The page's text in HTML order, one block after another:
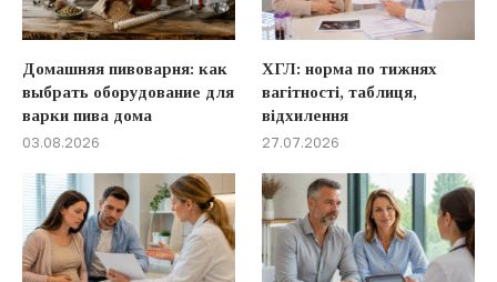
Домашняя пивоварня: как
выбрать оборудование для
варки пива дома
03.08.2026
ХГЛ: норма по тижнях
вагітності, таблиця,
відхилення
27.07.2026